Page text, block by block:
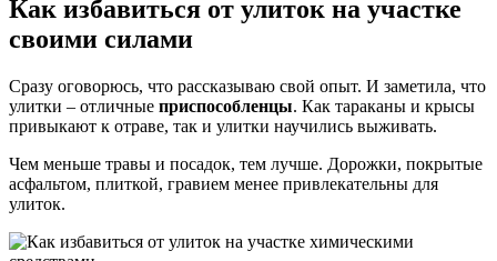
Как избавиться от улиток на участке
своими силами
Сразу оговорюсь, что рассказываю свой опыт. И заметила, что
улитки – отличные приспособленцы. Как тараканы и крысы
привыкают к отраве, так и улитки научились выживать.
Чем меньше травы и посадок, тем лучше. Дорожки, покрытые
асфальтом, плиткой, гравием менее привлекательны для
улиток.